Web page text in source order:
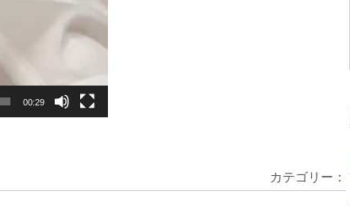
00:29
カテゴリー：